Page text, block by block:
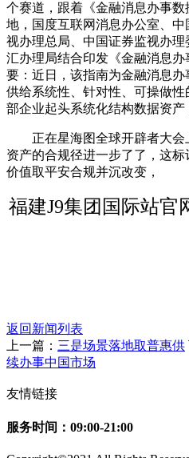
个赛道，跟着《金融消息办事
地，国度互联网消息办公室、
视办理总局、中国证券监视办
汇办理局结合印发《金融消息
要：近日，该指南为金融消息
供给系统性、针对性、可操做
部企业起头系统化结构数据资产
正在星海图全球开辟者大会
资产的合规径进一步了了，这
价值取平安合规并沉改变，
福建J9集团国际站官
返回新闻列表
上一篇： 三是场景落地取普惠供
续办事中国市场
友情链接
服务时间：09:00-21:00